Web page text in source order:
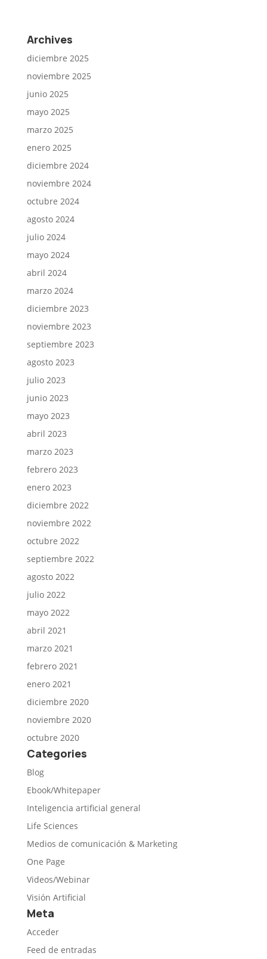
Archives
diciembre 2025
noviembre 2025
junio 2025
mayo 2025
marzo 2025
enero 2025
diciembre 2024
noviembre 2024
octubre 2024
agosto 2024
julio 2024
mayo 2024
abril 2024
marzo 2024
diciembre 2023
noviembre 2023
septiembre 2023
agosto 2023
julio 2023
junio 2023
mayo 2023
abril 2023
marzo 2023
febrero 2023
enero 2023
diciembre 2022
noviembre 2022
octubre 2022
septiembre 2022
agosto 2022
julio 2022
mayo 2022
abril 2021
marzo 2021
febrero 2021
enero 2021
diciembre 2020
noviembre 2020
octubre 2020
Categories
Blog
Ebook/Whitepaper
Inteligencia artificial general
Life Sciences
Medios de comunicación & Marketing
One Page
Videos/Webinar
Visión Artificial
Meta
Acceder
Feed de entradas